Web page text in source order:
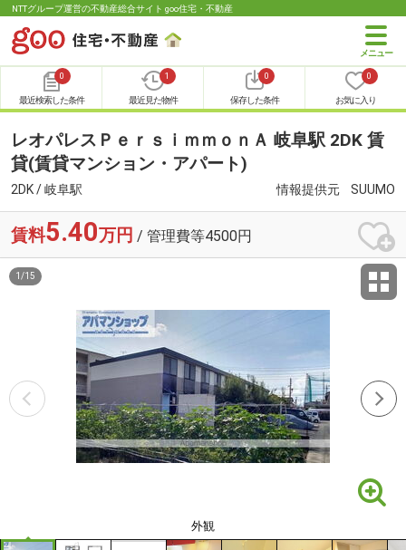
NTTグループ運営の不動産総合サイト goo住宅・不動産
0
最近検索した条件
1
最近見た物件
0
保存した条件
0
お気に入り
レオパレスＰｅｒｓｉｍｍｏｎＡ 岐阜駅 2DK 賃
貸(賃貸マンション・アパート)
2DK / 岐阜駅 情報提供元 SUUMO
賃料5.40万円 / 管理費等4500円
外観
1 /15